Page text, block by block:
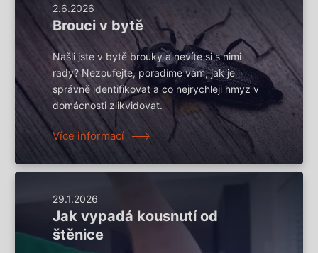
2.6.2026
Brouci v bytě
Našli jste v bytě brouky a nevíte si s nimi
rady? Nezoufejte, poradíme vám, jak je
správně identifikovat a co nejrychleji hmyz v
domácnosti zlikvidovat.
Více informací
29.1.2026
Jak vypadá kousnutí od
štěnice